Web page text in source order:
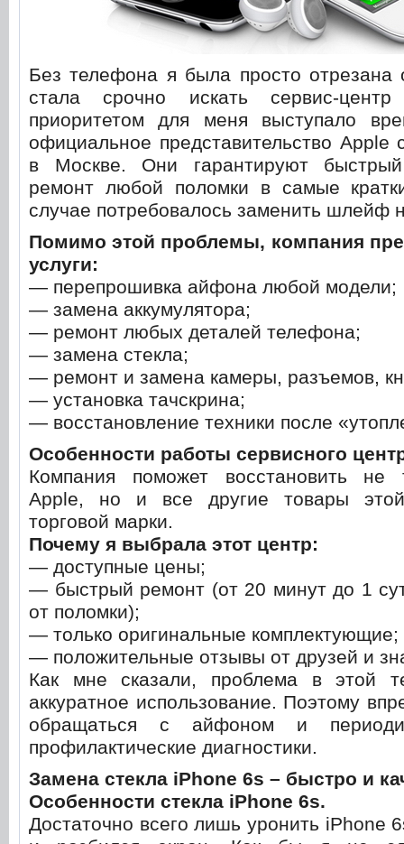
Без телефона я была просто отрезана
стала срочно искать сервис-
приоритетом для меня выступало
официальное представительство Apple
в Москве. Они гарантируют
ремонт любой поломки в самые
случае потребовалось заменить шлейф
Помимо этой проблемы, компания
услуги:
— перепрошивка айфона любой модели;
— замена аккумулятора;
— ремонт любых деталей телефона;
— замена стекла;
— ремонт и замена камеры, разъемов,
— установка тачскрина;
— восстановление техники после
Особенности работы сервисного
Компания поможет восстановить не
Apple, но и все другие товары этой
торговой марки.
Почему я выбрала этот центр:
— доступные цены;
— быстрый ремонт (от 20 минут до 1
от поломки);
— только оригинальные комплектующие;
— положительные отзывы от друзей и
Как мне сказали, проблема в этой
аккуратное использование. Поэтому
обращаться с айфоном и
профилактические диагностики.
Замена стекла iPhone 6s – быстро и
Особенности стекла iPhone 6s.
Достаточно всего лишь уронить iPhone